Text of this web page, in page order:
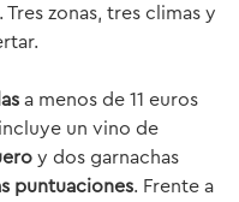
zonas, tres climas y
a menos de 11 euros
un vino de
y dos garnachas
puntuaciones. Frente a